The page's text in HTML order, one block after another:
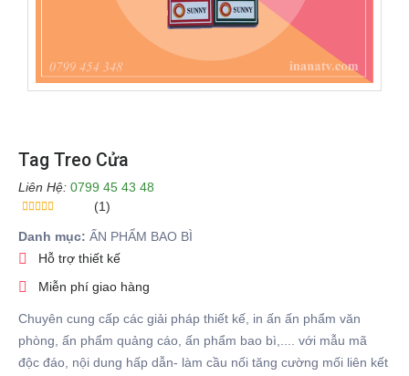
Tag Treo Cửa
Liên Hệ: 0799 45 43 48
(1)
Danh mục: ẤN PHẨM BAO BÌ
Hỗ trợ thiết kế
Miễn phí giao hàng
Chuyên cung cấp các giải pháp thiết kế, in ấn ấn phẩm văn
phòng, ấn phẩm quảng cáo, ấn phẩm bao bì,.... với mẫu mã
độc đáo, nội dung hấp dẫn- làm cầu nối tăng cường mối liên kết